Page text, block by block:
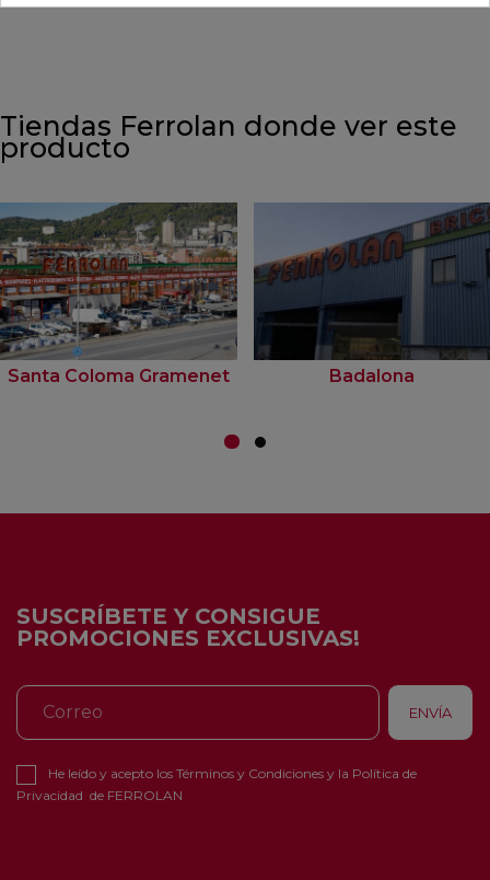
Tiendas Ferrolan donde ver este
producto
Santa Coloma Gramenet Badalona
SUSCRÍBETE Y CONSIGUE
PROMOCIONES EXCLUSIVAS!
He leído y acepto los Términos y Condiciones y la Política de
Privacidad de FERROLAN